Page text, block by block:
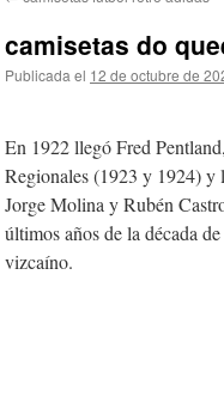
contenido
camisetas do
Publicada el 12 de octubre de
En 1922 llegó Fred
Regionales (1923 y 1924) y
Jorge Molina y Rubén
últimos años de la década
vizcaíno.